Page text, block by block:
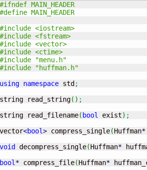
#ifndef MAIN_HEADER
#define MAIN_HEADER
#include <iostream>
#include <fstream>
#include <vector>
#include <ctime>
#include "menu.h"
#include "huffman.h"
using namespace std ;
string read_string( ) ;
string read_filename( bool exist) ;
vector<bool> compress_single(Huffman*
void
decompress_single(Huffman*
bool* compress_file(Huffman*